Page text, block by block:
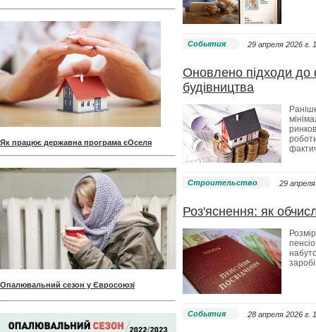
Як працює державна програма єОселя
Опалювальний сезон у Євросоюзі
События 29 апреля 2026 г.
Оновлено підходи до
будівництва
Строительство 29
Роз'яснення: як
События 28 апреля 2026 г.